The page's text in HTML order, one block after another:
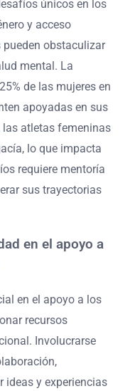
únicos en los
y acceso
pueden obstaculizar
mental. La
de las mujeres en
apoyadas en sus
las atletas femeninas
lo que impacta
requiere mentoría
sus trayectorias
en el apoyo a
en el apoyo a los
recursos
Involucrarse
ideas y experiencias